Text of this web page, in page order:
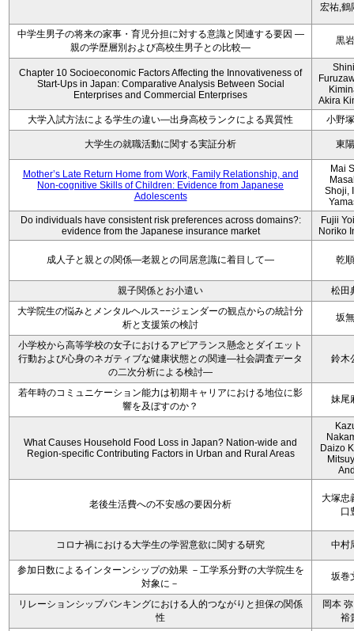
宏祐,鶴
中学生男子の将来の家事・育児分担に対する意識と関連する要因 ―
親の学歴層別および高校生男子との比較―
黒
Chapter 10 Socioeconomic Factors Affecting the Innovativeness of
Start-Ups in Japan: Comparative Analysis Between Social
Enterprises and Commercial Enterprises
Akira
大学入試方法による学生の違い―出身高校ランクによる異質性
小野
大学生の就職活動に関する実証分析 東
Mother’s Late Return Home from Work, Family Relationship, and
Non-cognitive Skills of Children: Evidence from Japanese
Adolescents
Mai
Shoji,
Do individuals have consistent risk preferences across domains?:
evidence from the Japanese insurance market
Fujii
Noriko
成人子と親との関係―老親との同居意識に着目して― 乾
親子関係とお小遣い
松田
大学院生の悩みとメンタルヘルス−−ジェンダーの観点からの統計分
析と支援策の検討
坂
小学校から高等学校の女子におけるアピアランス懸念とダイエット
行動および心身のネガティブな健康状態との関連―社会調査データ
の二次分析による検討―
鈴木
若年時のコミュニケーション能力は初期キャリアにおける地位に影
響を及ぼすのか？
妹尾
What Causes Household Food Loss in Japan? Nation-wide and
Region-specific Contributing Factors in Urban and Rural Areas
Daizo
老後生活費への不安感の要因分析
大塚忠
口
コロナ禍における大学生の学習意欲に関する研究 中村
参加日数によるインターンシップの効果 －工学系分野の大学院生を
対象に－
坂巻
リレーションシップバンキングにおける人的つながりと担保の関係
性
岡本
裕